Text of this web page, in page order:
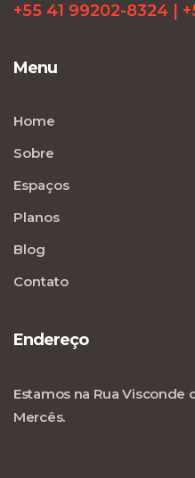
+55 41 99202-8324 |
Menu
Home
Sobre
Espaços
Planos
Blog
Contato
Endereço
Estamos na Rua Visconde
Mercês.